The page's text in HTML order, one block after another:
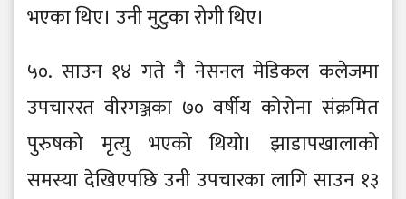
भएका थिए। उनी मुटुका रोगी थिए।
५०. साउन १४ गते नै नेसनल मेडिकल कलेजमा
उपचाररत वीरगञ्जका ७० वर्षीय कोरोना संक्रमित
पुरुषको मृत्यु भएको थियो। झाडापखालाको
समस्या देखिएपछि उनी उपचारका लागि साउन १३